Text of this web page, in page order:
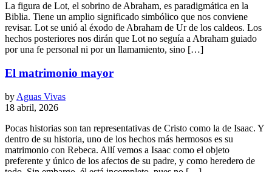
La figura de Lot, el sobrino de Abraham, es paradigmática en la
Biblia. Tiene un amplio significado simbólico que nos conviene
revisar. Lot se unió al éxodo de Abraham de Ur de los caldeos. Los
hechos posteriores nos dirán que Lot no seguía a Abraham guiado
por una fe personal ni por un llamamiento, sino […]
El matrimonio mayor
by Aguas Vivas
18 abril, 2026
Pocas historias son tan representativas de Cristo como la de Isaac. Y
dentro de su historia, uno de los hechos más hermosos es su
matrimonio con Rebeca. Allí vemos a Isaac como el objeto
preferente y único de los afectos de su padre, y como heredero de